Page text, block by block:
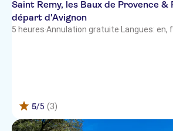
Saint Remy, les Baux de Provence &
départ d'Avignon
5 heures·Annulation gratuite· Langues: en,
5/5 (3)